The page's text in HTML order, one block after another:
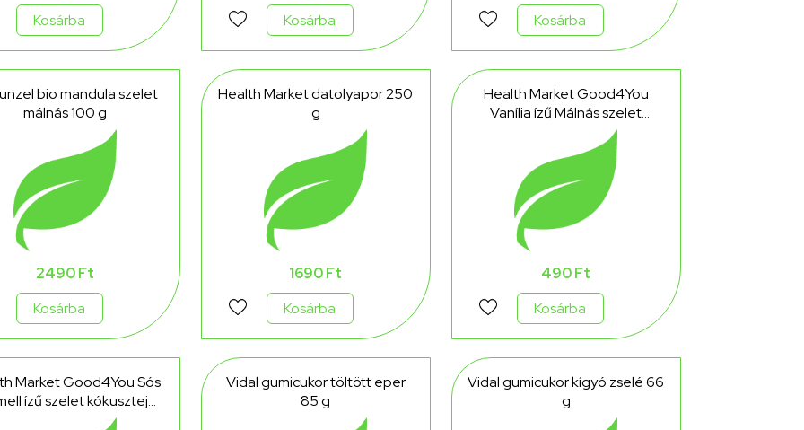
Kosárba
Kosárba
Kosárba
bio mandula szelet
málnás 100 g
2490 Ft
Kosárba
Health Market datolyapor 250
g
1690 Ft
Kosárba
Health Market Good4You
Vanília ízű Málnás szelet
kókusztejes csokoládéval 25 g
490 Ft
Kosárba
Market Good4You Sós
ízű szelet kókusztejes
csokoládéval 25 g
Vidal gumicukor töltött eper
85 g
Vidal gumicukor kígyó zselé 66
g